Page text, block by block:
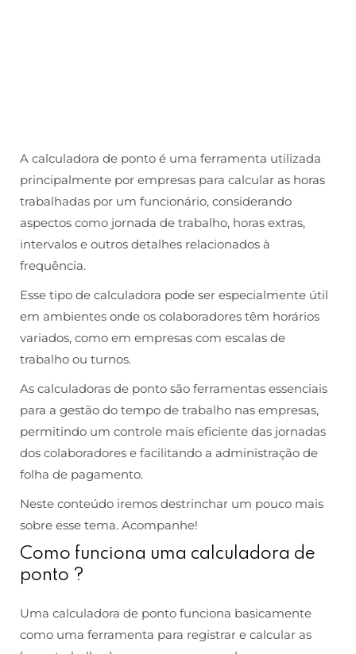
A calculadora de ponto é uma ferramenta utilizada
principalmente por empresas para calcular as horas
trabalhadas por um funcionário, considerando
aspectos como jornada de trabalho, horas extras,
intervalos e outros detalhes relacionados à
frequência.
Esse tipo de calculadora pode ser especialmente útil
em ambientes onde os colaboradores têm horários
variados, como em empresas com escalas de
trabalho ou turnos.
As calculadoras de ponto são ferramentas essenciais
para a gestão do tempo de trabalho nas empresas,
permitindo um controle mais eficiente das jornadas
dos colaboradores e facilitando a administração de
folha de pagamento.
Neste conteúdo iremos destrinchar um pouco mais
sobre esse tema. Acompanhe!
Como funciona uma calculadora de
ponto ?
Uma calculadora de ponto funciona basicamente
como uma ferramenta para registrar e calcular as